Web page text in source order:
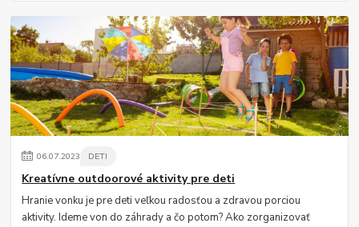
06.07.2023 DETI
Kreatívne outdoorové aktivity pre deti
Hranie vonku je pre deti veľkou radosťou a zdravou porciou
aktivity. Ideme von do záhrady a čo potom? Ako zorganizovať